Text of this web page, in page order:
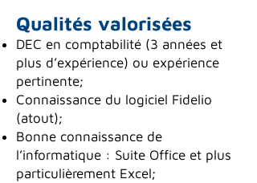
Qualités valorisées
DEC en comptabilité (3 années et
plus d’expérience) ou expérience
pertinente;
Connaissance du logiciel Fidelio
(atout);
Bonne connaissance de
l’informatique : Suite Office et plus
particulièrement Excel;